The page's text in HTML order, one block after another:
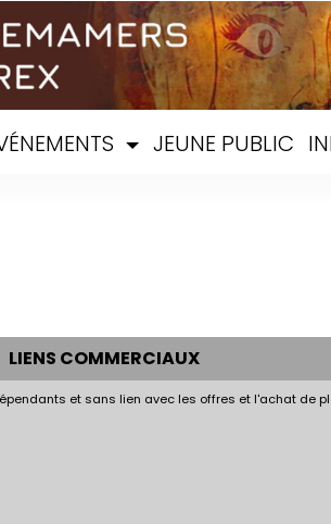
JEUNE PUBLIC
LIENS COMMERCIAUX
et sans lien avec les offres et l'achat de